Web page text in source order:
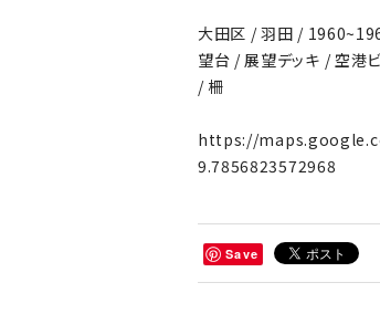
大田区 / 羽田 /
望台 / 展望デッキ / 空港
/ 柵
https://
9.7856823572968
Save